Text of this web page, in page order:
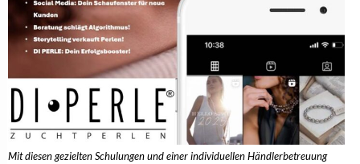
Mit diesen gezielten Schulungen und einer individuellen Händlerbetreuung